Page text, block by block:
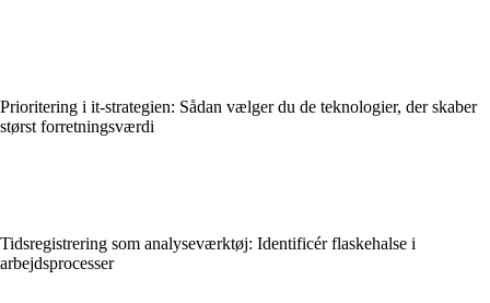
Prioritering i it-strategien: Sådan vælger du de teknologier, der skaber
størst forretningsværdi
Tidsregistrering som analyseværktøj: Identificér flaskehalse i
arbejdsprocesser